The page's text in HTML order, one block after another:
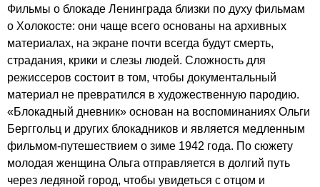
Фильмы о блокаде Ленинграда близки по духу фильмам
о Холокосте: они чаще всего основаны на архивных
материалах, на экране почти всегда будут смерть,
страдания, крики и слезы людей. Сложность для
режиссеров состоит в том, чтобы документальный
материал не превратился в художественную пародию.
«Блокадный дневник» основан на воспоминаниях Ольги
Берггольц и других блокадников и является медленным
фильмом-путешествием о зиме 1942 года. По сюжету
молодая женщина Ольга отправляется в долгий путь
через ледяной город, чтобы увидеться с отцом и